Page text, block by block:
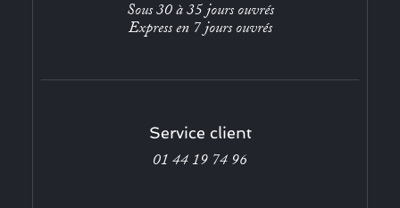
Sous 30 à 35 jours ouvrés
Express en 7 jours ouvrés
Service client
01 44 19 74 96